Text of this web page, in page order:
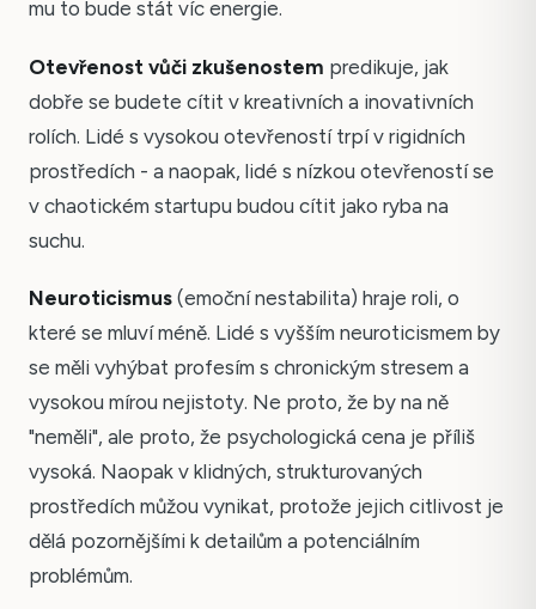
mu to bude stát víc energie.
Otevřenost vůči zkušenostem predikuje, jak
dobře se budete cítit v kreativních a inovativních
rolích. Lidé s vysokou otevřeností trpí v rigidních
prostředích - a naopak, lidé s nízkou otevřeností se
v chaotickém startupu budou cítit jako ryba na
suchu.
Neuroticismus (emoční nestabilita) hraje roli, o
které se mluví méně. Lidé s vyšším neuroticismem by
se měli vyhýbat profesím s chronickým stresem a
vysokou mírou nejistoty. Ne proto, že by na ně
"neměli", ale proto, že psychologická cena je příliš
vysoká. Naopak v klidných, strukturovaných
prostředích můžou vynikat, protože jejich citlivost je
dělá pozornějšími k detailům a potenciálním
problémům.